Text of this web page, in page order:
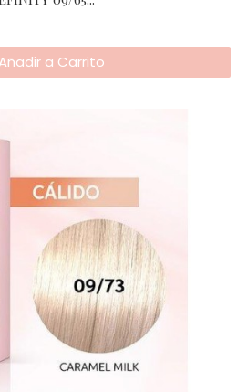
Añadir a Carrito